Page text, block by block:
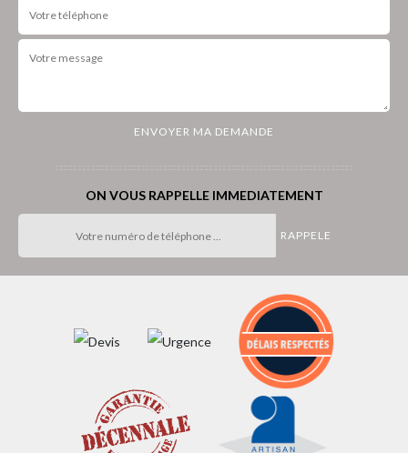
ON VOUS RAPPELLE IMMEDIATEMENT